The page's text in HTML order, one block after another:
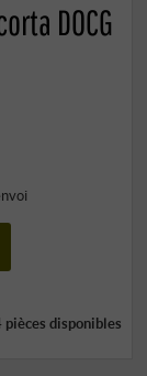
DOCG
pièces disponibles